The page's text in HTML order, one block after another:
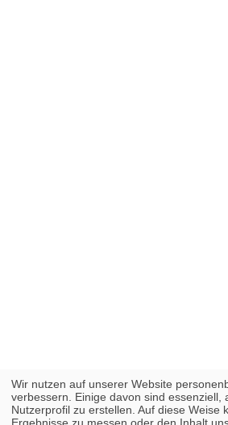
Wir nutzen auf unserer Website
verbessern. Einige davon sind
Nutzerprofil zu erstellen. Auf diese